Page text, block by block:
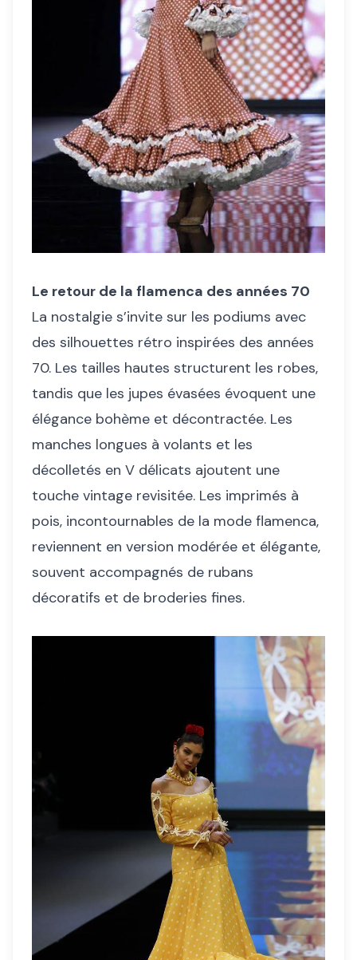
Le retour de la flamenca des années 70
La nostalgie s’invite sur les podiums avec
des silhouettes rétro inspirées des années
70. Les tailles hautes structurent les robes,
tandis que les jupes évasées évoquent une
élégance bohème et décontractée. Les
manches longues à volants et les
décolletés en V délicats ajoutent une
touche vintage revisitée. Les imprimés à
pois, incontournables de la mode flamenca,
reviennent en version modérée et élégante,
souvent accompagnés de rubans
décoratifs et de broderies fines.